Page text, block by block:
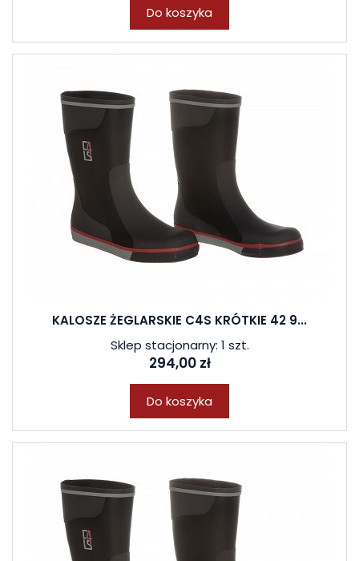
Do koszyka
KALOSZE ŻEGLARSKIE C4S KRÓTKIE 42 9...
Sklep stacjonarny: 1 szt.
294,00 zł
Do koszyka